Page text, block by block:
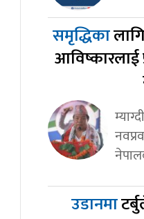
समृद्धिका
आविष्कारलाई
उडानमा